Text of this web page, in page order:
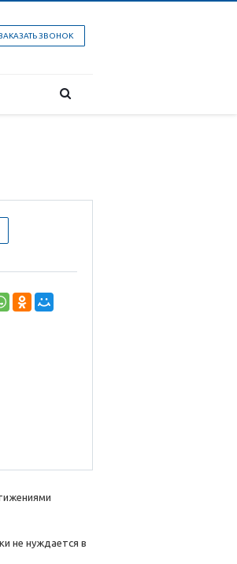
ЗВОНОК
не нуждается в